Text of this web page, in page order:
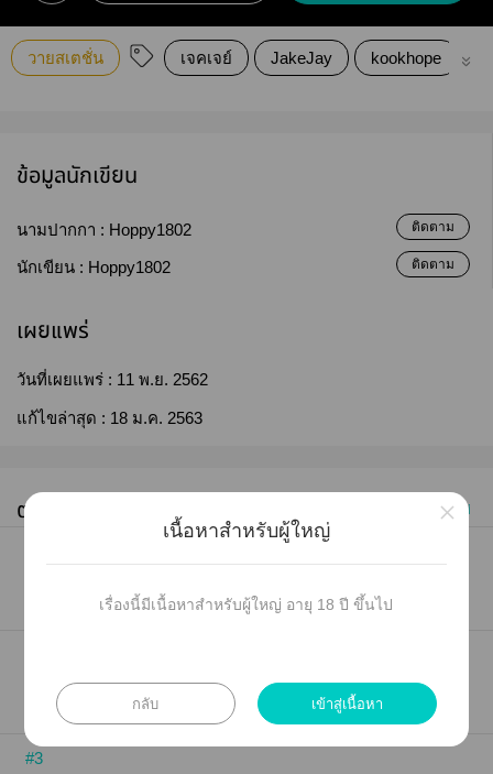
วายสเตชั่น เจคเจย์ JakeJay kookhope
ข้อมูลนักเขียน
นามปากกา : Hoppy1802 ติดตาม
นักเขียน : Hoppy1802 ติดตาม
เผยแพร่
วันที่เผยแพร่ : 11 พ.ย. 2562
แก้ไขล่าสุด : 18 ม.ค. 2563
ตอนทั้งหมด (5) เก่าไปใหม่
11 พ.ย. 62 22:45 15 6.8K 1302 คำ (6 หน้า)
2 -CUT- 9
19 พ.ย. 62 21:09 5.03K 618 คำ (3 หน้า)
#3
เนื้อหาสำหรับผู้ใหญ่
เรื่องนี้มีเนื้อหาสำหรับผู้ใหญ่ อายุ 18 ปี ขึ้นไป
กลับ เข้าสู่เนื้อหา
×